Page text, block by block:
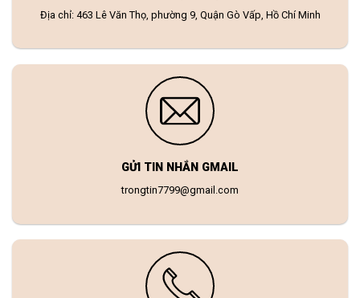
Địa chỉ: 463 Lê Văn Thọ, phường 9, Quận Gò Vấp, Hồ Chí Minh
GỬI TIN NHẮN GMAIL
trongtin7799@gmail.com